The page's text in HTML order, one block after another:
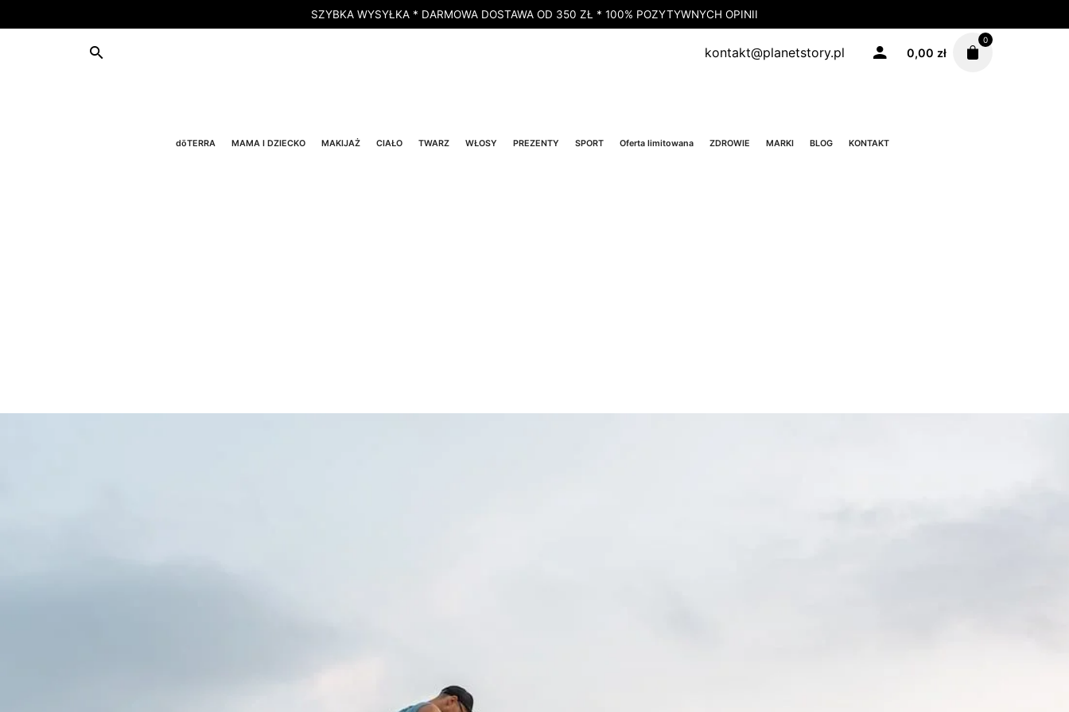
SZYBKA WYSYŁKA * DARMOWA DOSTAWA OD 350 ZŁ * 100% POZYTYWNYCH OPINII
kontakt@planetstory.pl 0,00 zł
0
dōTERRA MAMA I DZIECKO MAKIJAŻ CIAŁO TWARZ WŁOSY PREZENTY SPORT Oferta limitowana ZDROWIE MARKI BLOG KONTAKT